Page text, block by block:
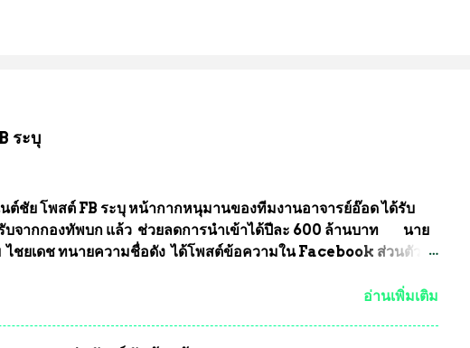
ระบุ
ต์ชัย โพสต์ FB ระบุ หน้ากากหนุมานของทีมงานอาจารย์อ๊อด ได้รับ
บจากกองทัพบก แล้ว ช่วยลดการนำเข้าได้ปีละ 600 ล้านบาท นาย
ชยเดช ทนายความชื่อดัง ได้โพสต์ข้อความใน Facebook ส่วนตัว
อ่านเพิ่มเติม